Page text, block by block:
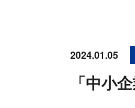
2024.01.05
「中小